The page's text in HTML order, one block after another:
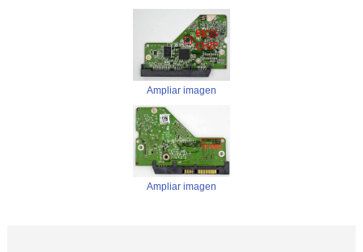
Ampliar imagen
Ampliar imagen